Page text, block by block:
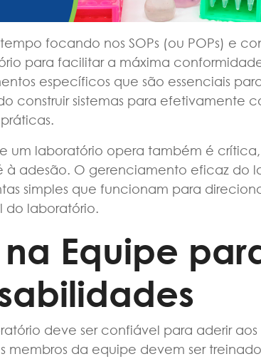
focando nos SOPs (ou POPs) e
para facilitar a máxima
específicos que são essenciais
construir sistemas para efetivamente
um laboratório opera também é
à adesão. O gerenciamento eficaz do
simples que funcionam para
do laboratório.
Equipe
deve ser confiável para aderir aos
membros da equipe devem ser